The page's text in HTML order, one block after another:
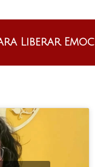
Liberar